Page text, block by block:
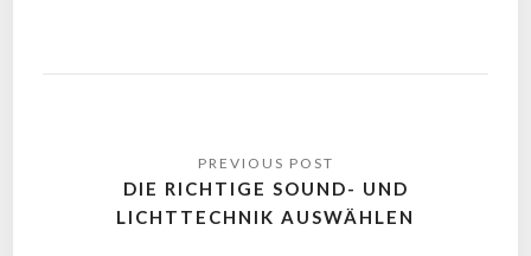
DIE RICHTIGE SOUND- UND
LICHTTECHNIK AUSWÄHLEN